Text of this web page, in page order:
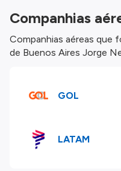
Companhias
Companhias aéreas que
de Buenos Aires Jorge
GOL
LATAM